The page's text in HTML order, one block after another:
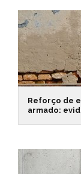
Reforço de
armado: